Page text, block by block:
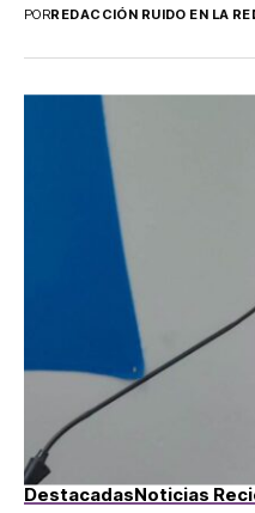
PORREDACCIÓN RUIDO EN LA
DestacadasNoticias